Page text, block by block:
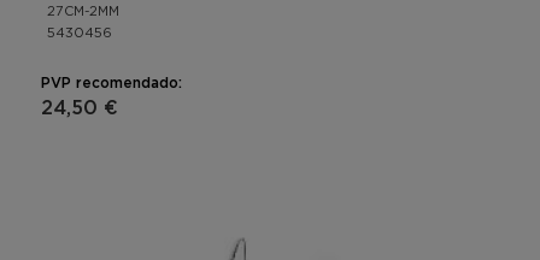
27CM-2MM
5430456
PVP recomendado:
24,50 €